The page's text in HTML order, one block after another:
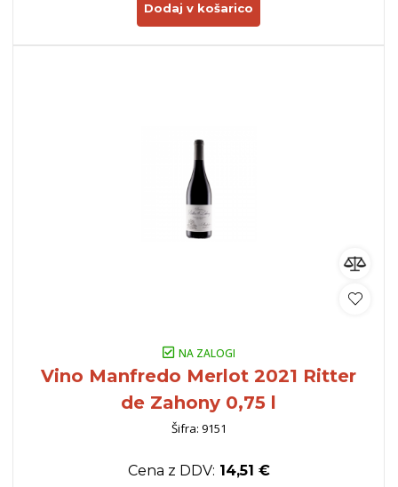
Dodaj v košarico
NA ZALOGI
Vino Manfredo Merlot 2021 Ritter
de Zahony 0,75 l
Šifra: 9151
Cena z DDV: 14,51 €